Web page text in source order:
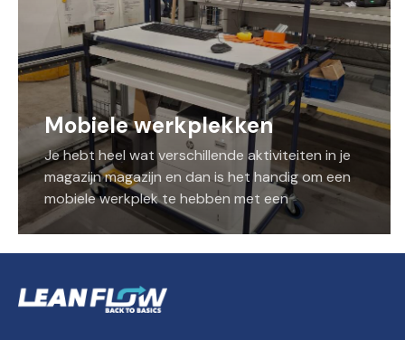
Mobiele werkplekken
Je hebt heel wat verschillende aktiviteiten in je
magazijn magazijn en dan is het handig om een
mobiele werkplek te hebben met een
batterijpack. Deze zorgt voor een enorme
handbereik.
Niet gevonden wat je zoekt tussen onze